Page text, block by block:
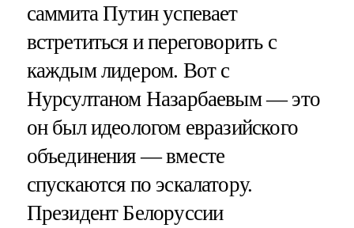
саммита Путин успевает
встретиться и переговорить с
каждым лидером. Вот с
Нурсултаном Назарбаевым — это
он был идеологом евразийского
объединения — вместе
спускаются по эскалатору.
Президент Белоруссии